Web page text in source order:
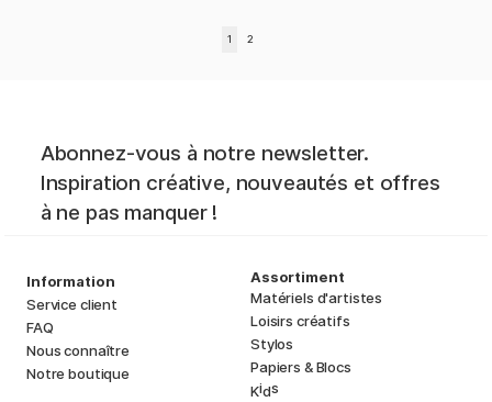
1 2
Abonnez-vous à notre newsletter.
Inspiration créative, nouveautés et offres
à ne pas manquer !
Information
Service client
FAQ
Nous connaître
Notre boutique
Assortiment
Matériels d'artistes
Loisirs créatifs
Stylos
Papiers & Blocs
Kids